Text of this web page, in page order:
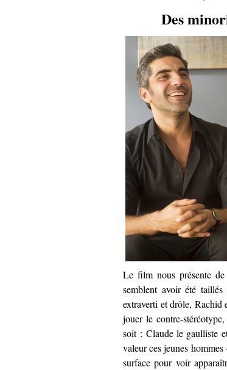
Des
Le film nous présente
semblent avoir été
extraverti et drôle, Rachid
jouer le contre-
soit : Claude le gaulliste
valeur ces jeunes
surface pour voir